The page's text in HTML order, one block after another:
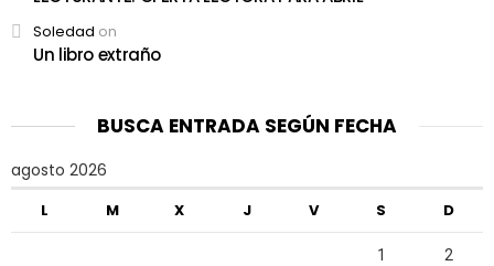
Soledad on
Un libro extraño
BUSCA ENTRADA SEGÚN FECHA
agosto 2026
L M X J V S D
1 2